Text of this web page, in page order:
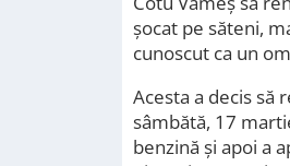
șocat pe săteni,
cunoscut ca un
Acesta a decis să
sâmbătă, 17
benzină și apoi a